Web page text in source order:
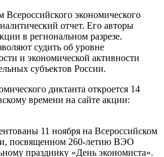
Всероссийского экономического
отчет. Его авторы
в региональном разрезе.
судить об уровне
и экономической активности
субъектов России.
диктанта откроется 14
времени на сайте акции:
11 ноября на Всероссийском
посвященном 260-летию ВЭО
празднику «День экономиста».